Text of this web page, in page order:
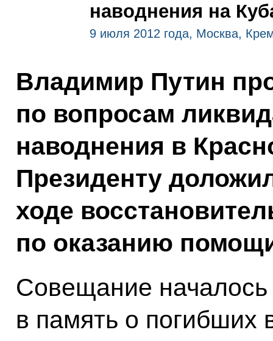
наводнения на
9 июля 2012 года, Москва,
Владимир Путин
по вопросам
наводнения в
Президенту
ходе
по оказанию
Совещание
в память о погибших